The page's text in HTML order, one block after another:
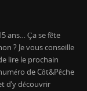
ans… Ça se fête
? Je vous conseille
lire le prochain
de Côt&Pêche
d’y découvrir